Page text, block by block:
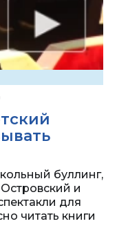
буллинг,
и
для
читать книги